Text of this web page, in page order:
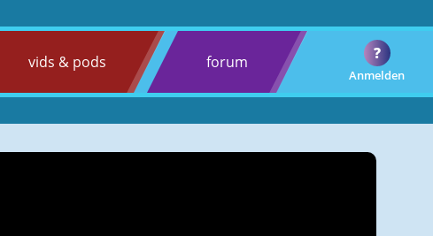
vids & pods forum
Anmelden
?